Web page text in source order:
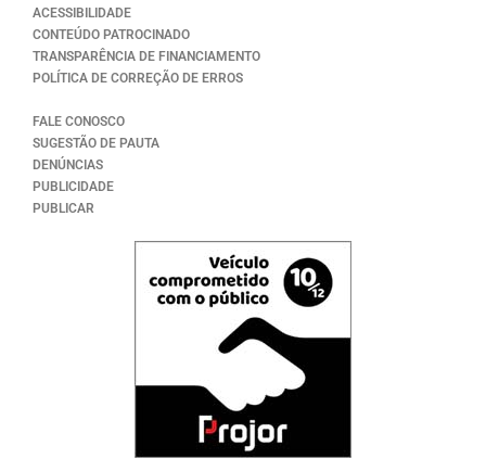
ACESSIBILIDADE
CONTEÚDO PATROCINADO
TRANSPARÊNCIA DE FINANCIAMENTO
POLÍTICA DE CORREÇÃO DE ERROS
FALE CONOSCO
SUGESTÃO DE PAUTA
DENÚNCIAS
PUBLICIDADE
PUBLICAR